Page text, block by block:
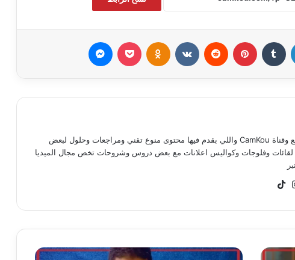
لينكدإن بينتيريست Odnoklassniki
‫Pocket
مدحت ماجد كوته صاحب موقع وقناة CamKou واللي بقدم فيها محتوى منوع تقني ومراجعات وحلول لبعض
لقائات وفلوجات وكواليس اعلانات مع بعض دروس وشروحات تخص مجال الميديا
انستقرام
تتوالى